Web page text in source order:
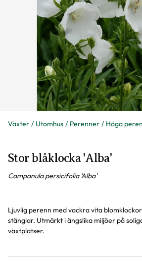
Växter Utomhus Perenner Höga
Stor blåklocka 'Alba'
Campanula persicifolia 'Alba'
Ljuvlig perenn med vackra vita
stänglar. Utmärkt i ängslika miljöer på
växtplatser.